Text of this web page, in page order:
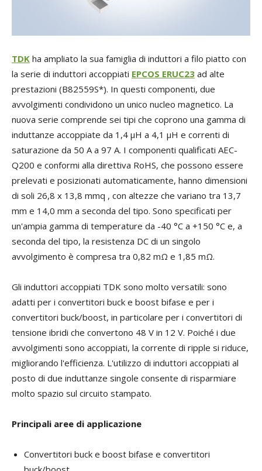
TDK ha ampliato la sua famiglia di induttori a filo piatto con
la serie di induttori accoppiati EPCOS ERUC23 ad alte
prestazioni (B82559S*). In questi componenti, due
avvolgimenti condividono un unico nucleo magnetico. La
nuova serie comprende sei tipi che coprono una gamma di
induttanze accoppiate da 1,4 µH a 4,1 µH e correnti di
saturazione da 50 A a 97 A. I componenti qualificati AEC-
Q200 e conformi alla direttiva RoHS, che possono essere
prelevati e posizionati automaticamente, hanno dimensioni
di soli 26,8 x 13,8 mmq , con altezze che variano tra 13,7
mm e 14,0 mm a seconda del tipo. Sono specificati per
un'ampia gamma di temperature da -40 °C a +150 °C e, a
seconda del tipo, la resistenza DC di un singolo
avvolgimento è compresa tra 0,82 mΩ e 1,85 mΩ.
Gli induttori accoppiati TDK sono molto versatili: sono
adatti per i convertitori buck e boost bifase e per i
convertitori buck/boost, in particolare per i convertitori di
tensione ibridi che convertono 48 V in 12 V. Poiché i due
avvolgimenti sono accoppiati, la corrente di ripple si riduce,
migliorando l'efficienza. L'utilizzo di induttori accoppiati al
posto di due induttanze singole consente di risparmiare
molto spazio sul circuito stampato.
Principali aree di applicazione
Convertitori buck e boost bifase e convertitori